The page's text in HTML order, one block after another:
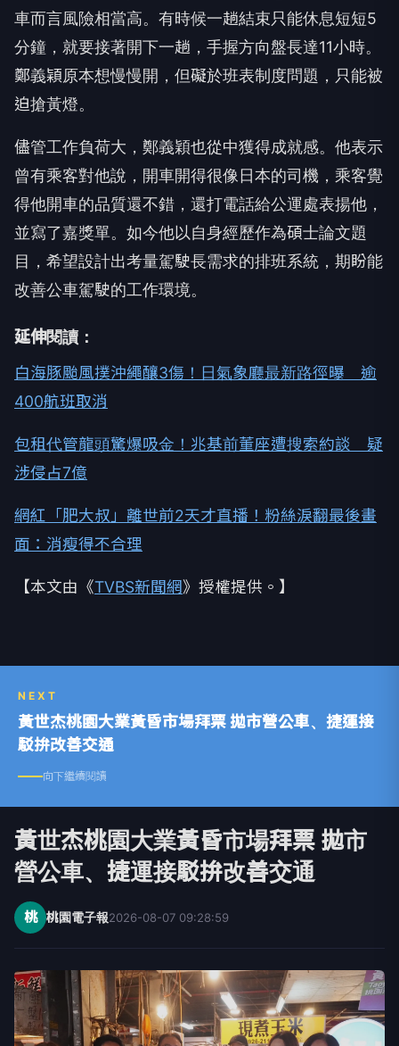
車而言風險相當高。有時候一趟結束只能休息短短5
分鐘，就要接著開下一趟，手握方向盤長達11小時。
鄭義穎原本想慢慢開，但礙於班表制度問題，只能被
迫搶黃燈。
儘管工作負荷大，鄭義穎也從中獲得成就感。他表示
曾有乘客對他說，開車開得很像日本的司機，乘客覺
得他開車的品質還不錯，還打電話給公運處表揚他，
並寫了嘉獎單。如今他以自身經歷作為碩士論文題
目，希望設計出考量駕駛長需求的排班系統，期盼能
改善公車駕駛的工作環境。
延伸閱讀：
白海豚颱風撲沖繩釀3傷！日氣象廳最新路徑曝 逾
400航班取消
包租代管龍頭驚爆吸金！兆基前董座遭搜索約談 疑
涉侵占7億
網紅「肥大叔」離世前2天才直播！粉絲淚翻最後畫
面：消瘦得不合理
【本文由《TVBS新聞網》授權提供。】
NEXT
黃世杰桃園大業黃昏市場拜票 拋市營公車、捷運接
駁拚改善交通
向下繼續閱讀
黃世杰桃園大業黃昏市場拜票 拋市
營公車、捷運接駁拚改善交通
桃 桃園電子報2026-08-07 09:28:59